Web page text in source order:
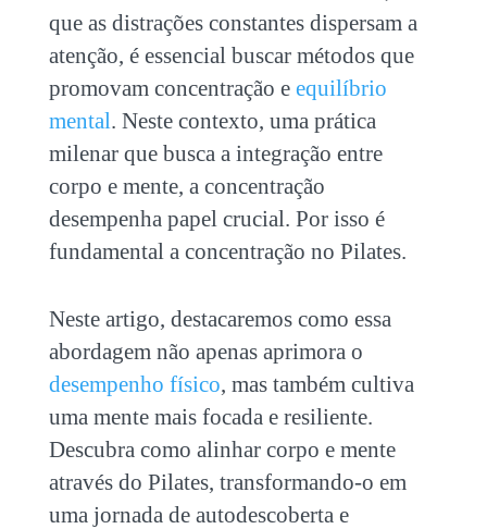
que as distrações constantes dispersam a
atenção, é essencial buscar métodos que
promovam concentração e equilíbrio
mental. Neste contexto, uma prática
milenar que busca a integração entre
corpo e mente, a concentração
desempenha papel crucial. Por isso é
fundamental a concentração no Pilates.
Neste artigo, destacaremos como essa
abordagem não apenas aprimora o
desempenho físico, mas também cultiva
uma mente mais focada e resiliente.
Descubra como alinhar corpo e mente
através do Pilates, transformando-o em
uma jornada de autodescoberta e